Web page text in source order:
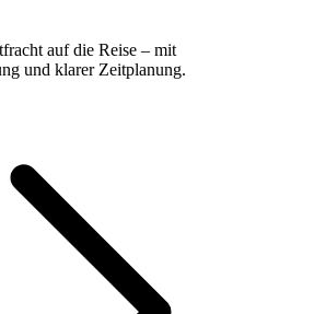
auf die Reise – mit
und klarer Zeitplanung.